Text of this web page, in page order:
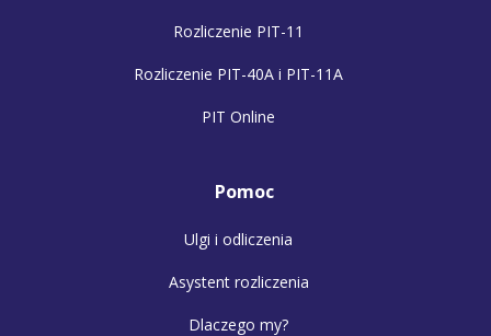
Rozliczenie PIT-11
Rozliczenie PIT-40A i PIT-11A
PIT Online
Pomoc
Ulgi i odliczenia
Asystent rozliczenia
Dlaczego my?